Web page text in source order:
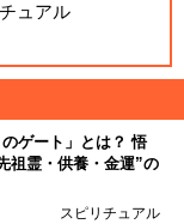
ュアル
ゲート」とは？ 悟
祖霊・供養・金運”の
スピリチュアル